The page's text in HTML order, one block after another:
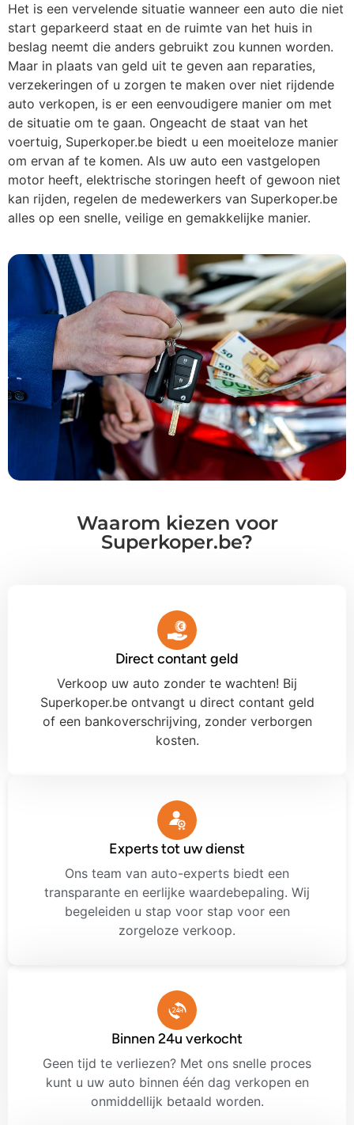
Het is een vervelende situatie wanneer een auto die niet
start geparkeerd staat en de ruimte van het huis in
beslag neemt die anders gebruikt zou kunnen worden.
Maar in plaats van geld uit te geven aan reparaties,
verzekeringen of u zorgen te maken over niet rijdende
auto verkopen, is er een eenvoudigere manier om met
de situatie om te gaan. Ongeacht de staat van het
voertuig, Superkoper.be biedt u een moeiteloze manier
om ervan af te komen. Als uw auto een vastgelopen
motor heeft, elektrische storingen heeft of gewoon niet
kan rijden, regelen de medewerkers van Superkoper.be
alles op een snelle, veilige en gemakkelijke manier.
Waarom kiezen voor
Superkoper.be?
Direct contant geld
Verkoop uw auto zonder te wachten! Bij
Superkoper.be ontvangt u direct contant geld
of een bankoverschrijving, zonder verborgen
kosten.
Experts tot uw dienst
Ons team van auto-experts biedt een
transparante en eerlijke waardebepaling. Wij
begeleiden u stap voor stap voor een
zorgeloze verkoop.
Binnen 24u verkocht
Geen tijd te verliezen? Met ons snelle proces
kunt u uw auto binnen één dag verkopen en
onmiddellijk betaald worden.